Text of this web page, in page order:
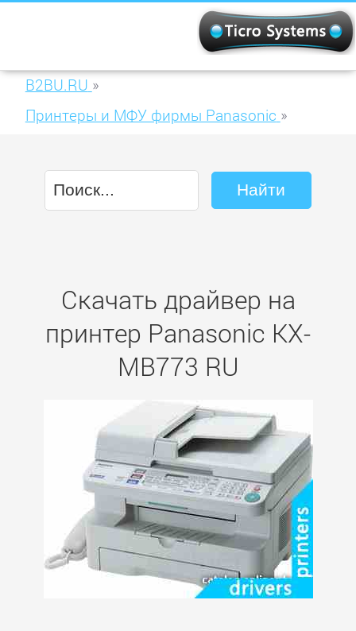
B2BU.RU »
Принтеры и МФУ фирмы Panasonic »
Скачать драйвер на
принтер Panasonic KX-
MB773 RU